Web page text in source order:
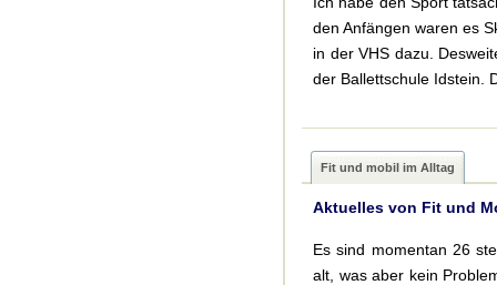
den Anfängen waren es
in der VHS dazu.
der Ballettschule Idstein.
Fit und mobil im Alltag
Aktuelles von Fit und
Es sind momentan 26
alt, was aber kein